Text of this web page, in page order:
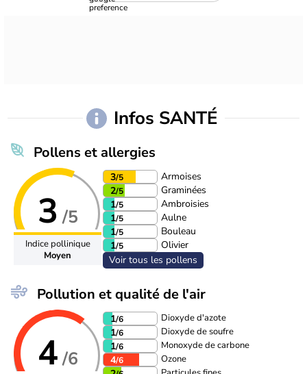
Infos SANTÉ
Pollens et allergies
3 /5
Indice pollinique
Moyen
3/5
Armoises
2/5
Graminées
1/5
Ambroisies
1/5
Aulne
1/5
Bouleau
1/5
Olivier
Voir tous les pollens
Pollution et qualité de l'air
4/6
1/6 Dioxyde d'azote
1/6 Dioxyde de soufre
1/6 Monoxyde de carbone
4/6 Ozone